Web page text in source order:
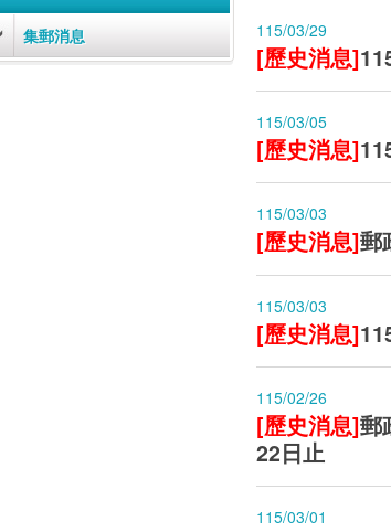
集郵消息 115/03/29
[歷史消息]
115/03/05
[歷史消息]
115/03/03
[歷史消息]郵
115/03/03
[歷史消息]
115/02/26
[歷史消息]郵
22日止
115/03/01